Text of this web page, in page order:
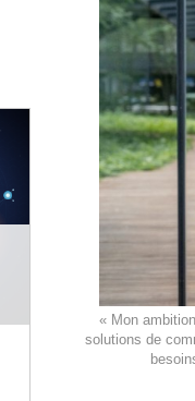
« Mon
solutions de